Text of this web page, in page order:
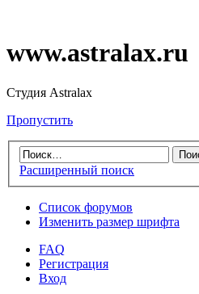
www.astralax.ru
Студия Astralax
Пропустить
Расширенный поиск
Список форумов
Изменить размер шрифта
FAQ
Регистрация
Вход